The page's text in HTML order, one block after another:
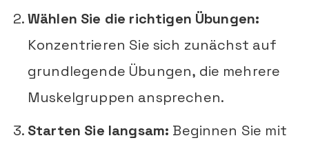
Wählen Sie die richtigen Übungen:
Konzentrieren Sie sich zunächst auf
grundlegende Übungen, die mehrere
Muskelgruppen ansprechen.
Starten Sie langsam: Beginnen Sie mit